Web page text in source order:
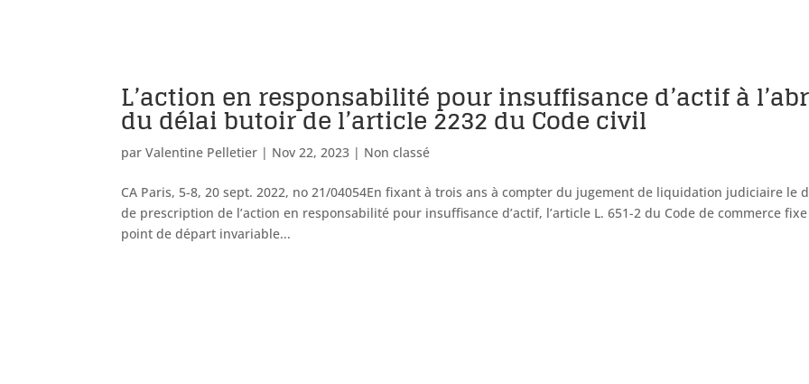
L’action en responsabilité pour insuffisance d’actif à
du délai butoir de l’article 2232 du Code civil
parValentine Pelletier | Nov 22, 2023 | Non classé
CA Paris, 5-8, 20 sept. 2022, no 21/04054En fixant à trois ans à compter du jugement de liquidation judiciaire le
de prescription de l’action en responsabilité pour insuffisance d’actif, l’article L. 651-2 du Code de commerce
point de départ invariable...